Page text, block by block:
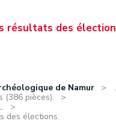
résultats des
de Namur
(386 pièces).
des élections.